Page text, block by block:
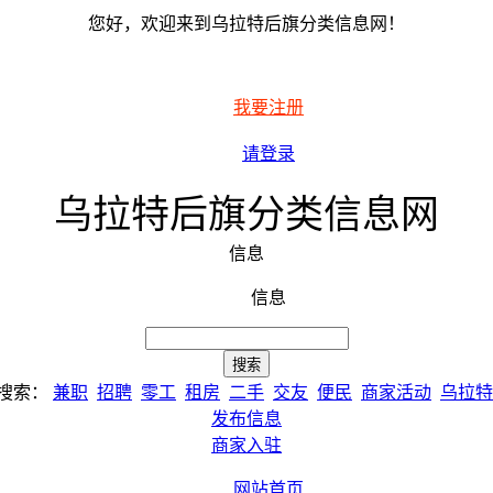
您好，欢迎来到乌拉特后旗分类信息网！
我要注册
请登录
乌拉特后旗分类信息网
信息
信息
索： 兼职 招聘 零工 租房 二手 交友 便民 商家活动 乌拉
发布信息
商家入驻
网站首页